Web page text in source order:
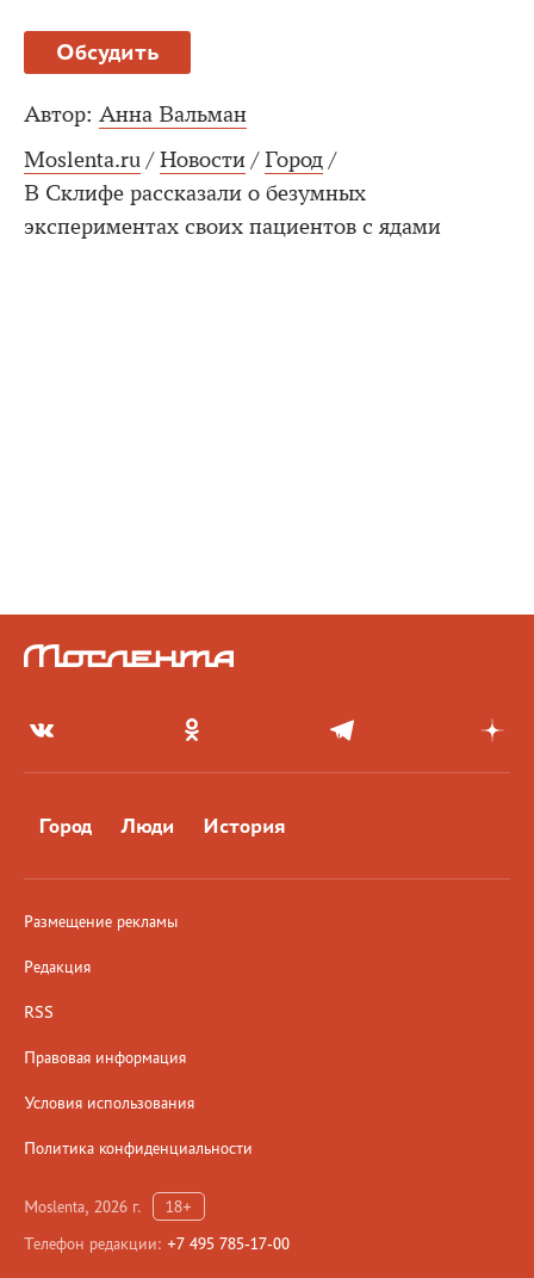
Обсудить
Автор: Анна Вальман
Moslenta.ru / Новости / Город /
В Склифе рассказали о безумных
экспериментах своих пациентов с ядами
Город Люди История
Размещение рекламы
Редакция
RSS
Правовая информация
Условия использования
Политика конфиденциальности
Moslenta, 2026 г.
18+
Телефон редакции: +7 495 785-17-00